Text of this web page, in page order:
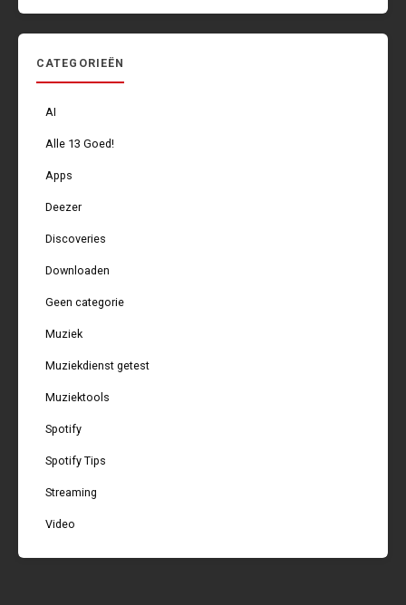
CATEGORIEËN
AI
Alle 13 Goed!
Apps
Deezer
Discoveries
Downloaden
Geen categorie
Muziek
Muziekdienst getest
Muziektools
Spotify
Spotify Tips
Streaming
Video